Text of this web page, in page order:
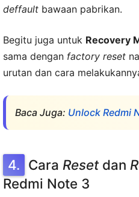
deffault bawaan pabrikan.
Begitu juga untuk Recovery
sama dengan factory reset
urutan dan cara
Baca Juga: Unlock Redmi
Cara Resetdan
Redmi Note 3